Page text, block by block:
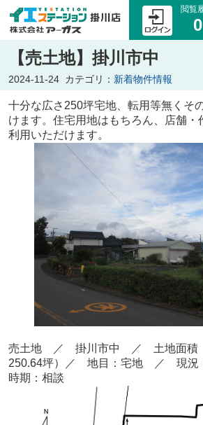
閲覧
0
【売土地】掛川市中
2024-11-24 カテゴリ： 新着物件情報
十分な広さ250坪宅地、転用等無くそ
けます。住宅用地はもちろん、店舗・
利用いただけます。
売土地 ／ 掛川市中 ／ 土地面積
250.64坪）
／ 地目：宅地／ 現
時期：相談